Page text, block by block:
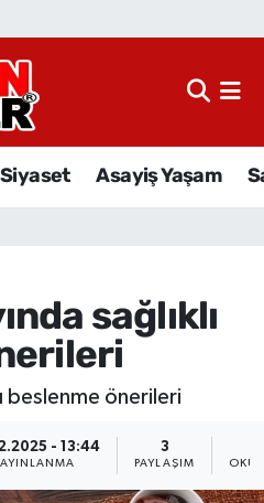
Siyaset Asayiş Yaşam
sağlıklı
beslenme önerileri
- 13:44 3
PAYLAŞIM